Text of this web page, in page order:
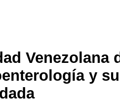
Venezolana
y